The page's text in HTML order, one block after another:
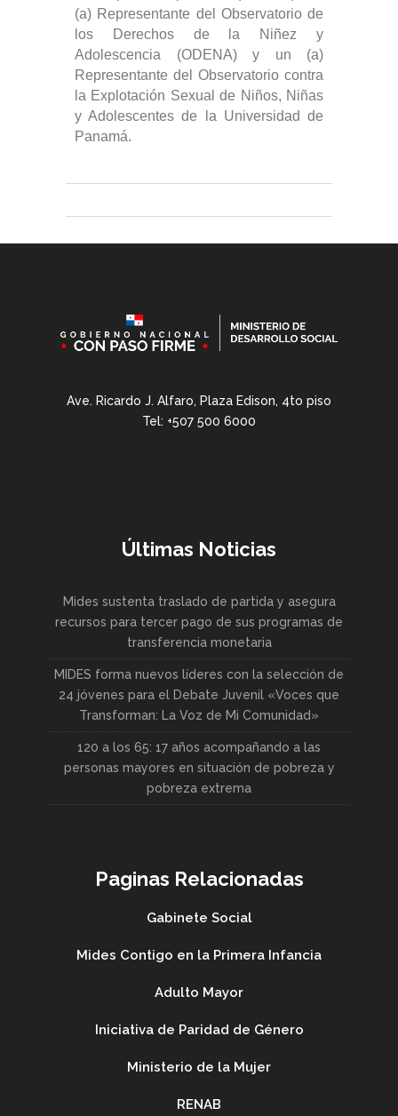
(a) Representante del Observatorio de
los Derechos de la Niñez y
Adolescencia (ODENA) y un (a)
Representante del Observatorio contra
la Explotación Sexual de Niños, Niñas
y Adolescentes de la Universidad de
Panamá.
Ave. Ricardo J. Alfaro, Plaza Edison, 4to piso
Tel: +507 500 6000
Últimas Noticias
Mides sustenta traslado de partida y asegura
recursos para tercer pago de sus programas de
transferencia monetaria
MIDES forma nuevos líderes con la selección de
24 jóvenes para el Debate Juvenil «Voces que
Transforman: La Voz de Mi Comunidad»
120 a los 65: 17 años acompañando a las
personas mayores en situación de pobreza y
pobreza extrema
Paginas Relacionadas
Gabinete Social
Mides Contigo en la Primera Infancia
Adulto Mayor
Iniciativa de Paridad de Género
Ministerio de la Mujer
RENAB